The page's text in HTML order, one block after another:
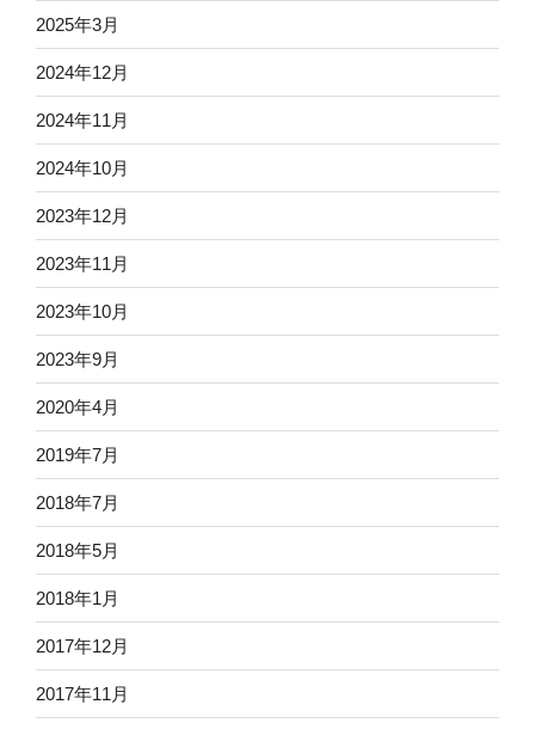
2025年3月
2024年12月
2024年11月
2024年10月
2023年12月
2023年11月
2023年10月
2023年9月
2020年4月
2019年7月
2018年7月
2018年5月
2018年1月
2017年12月
2017年11月